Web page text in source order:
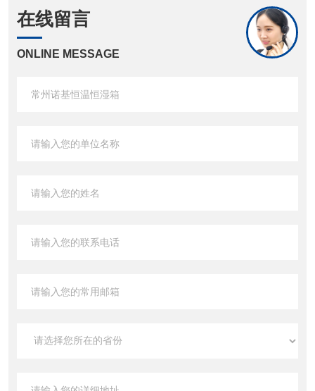
在线留言
ONLINE MESSAGE